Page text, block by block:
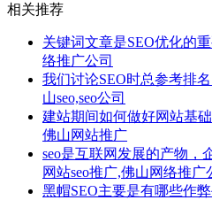
相关推荐
关键词文章是SEO优化的
络推广公司
我们讨论SEO时总参考排
山seo,seo公司
建站期间如何做好网站基
佛山网站推广
seo是互联网发展的产物，
网站seo推广,佛山网络推广
黑帽SEO主要是有哪些作